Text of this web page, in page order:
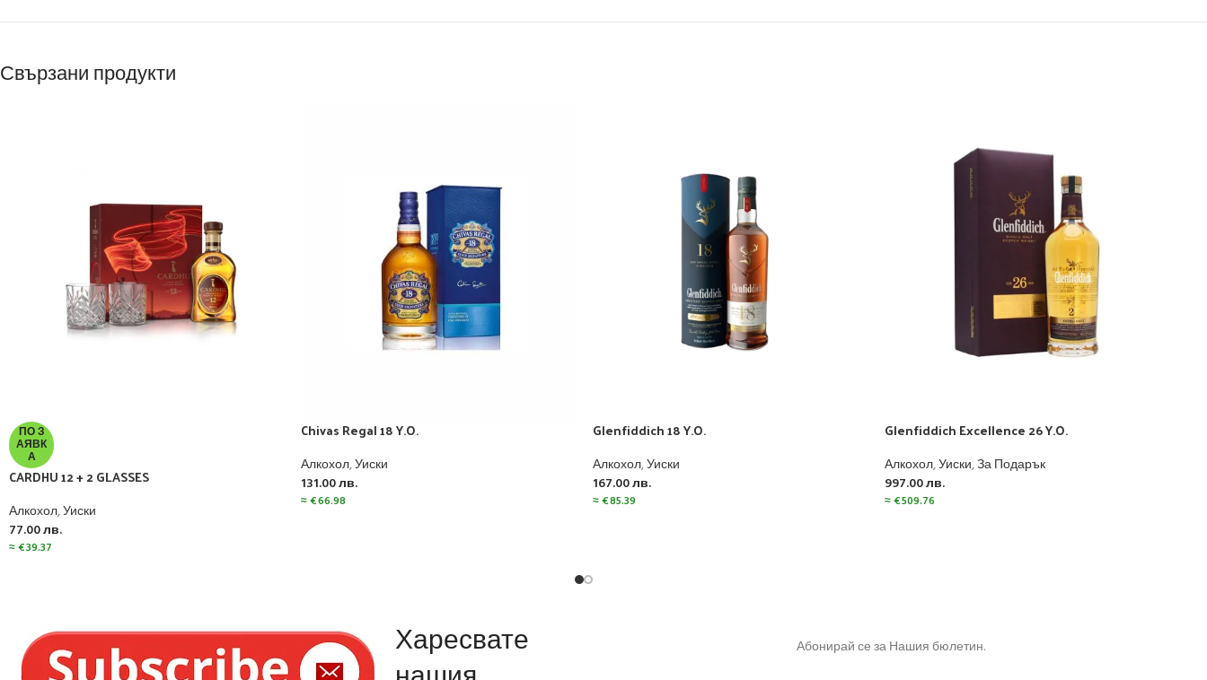
Свързани продукти
ПО З
АЯВК
А
CARDHU 12 + 2 GLASSES
Алкохол,Уиски
77.00лв.
≈€39.37
Chivas Regal 18 Y.O.
Алкохол,Уиски
131.00лв.
≈€66.98
Glenfiddich 18 Y.O.
Алкохол,Уиски
167.00лв.
≈€85.39
Glenfiddich Excellence 26 Y.O.
Алкохол,Уиски,За Подарък
997.00лв.
≈€509.76
Харесвате Абонирай се за Нашия бюлетин.